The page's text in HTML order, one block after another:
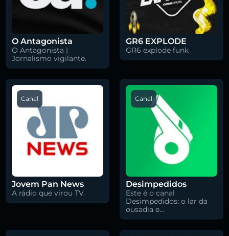
O Antagonista
O Antagonista |
Jornalismo vigilante.
GR6 EXPLODE
GR6 explode funk
Canal
Jovem Pan News
A rádio que virou TV.
Canal
Desimpedidos
Este é o canal
Desimpedidos: o lar da
ousadia e...